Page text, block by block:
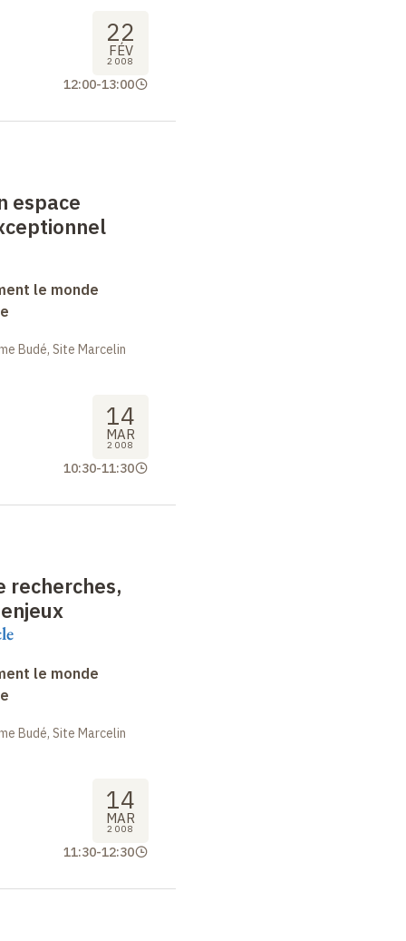
22
FÉV
2008
12:00-13:00
espace
le monde
Budé, Site Marcelin
14
MAR
2008
10:30-11:30
recherches,
le monde
Budé, Site Marcelin
14
MAR
2008
11:30-12:30